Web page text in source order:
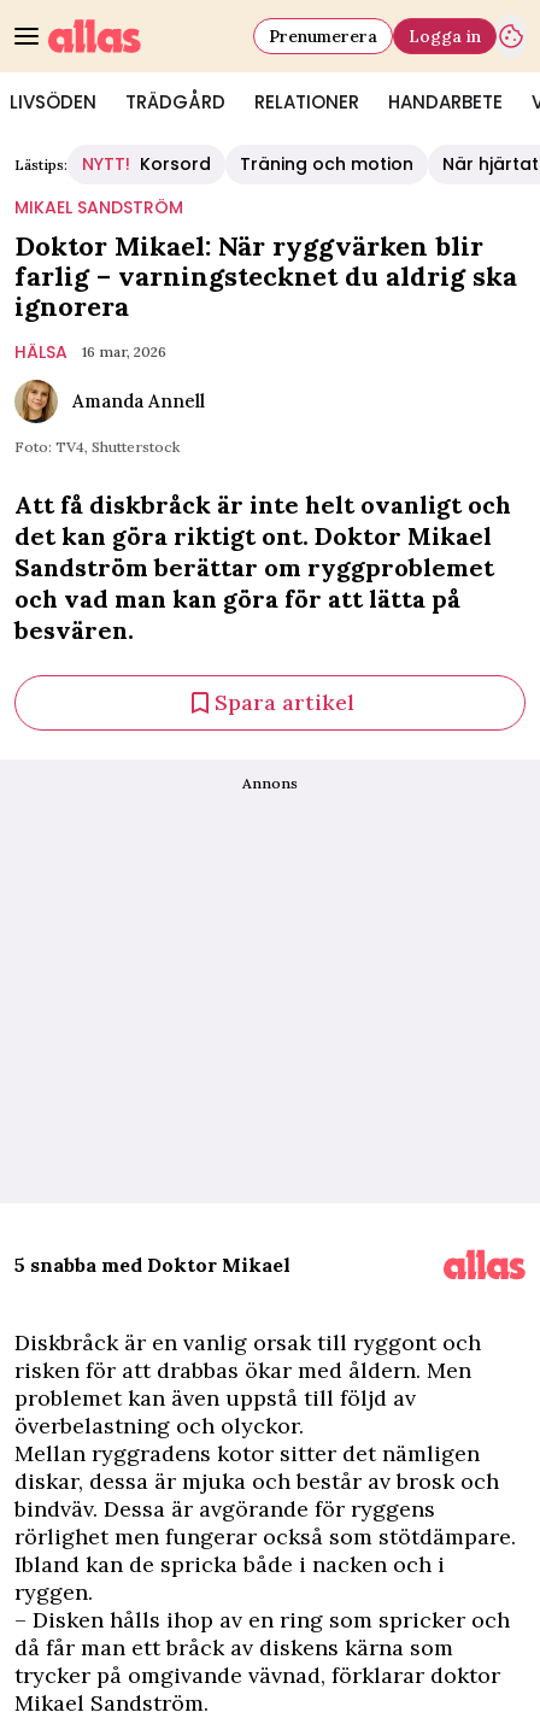
LIVSÖDEN TRÄDGÅRD RELATIONER HANDARBETE
Prenumerera Logga in
Lästips: NYTT! Korsord Träning och motion
När
MIKAEL SANDSTRÖM
Doktor Mikael: När ryggvärken blir
farlig – varningstecknet du aldrig ska
ignorera
HÄLSA 16 mar, 2026
Amanda Annell
Foto: TV4, Shutterstock
Att få diskbråck är inte helt ovanligt och
det kan göra riktigt ont. Doktor Mikael
Sandström berättar om ryggproblemet
och vad man kan göra för att lätta på
besvären.
Spara artikel
Annons
5 snabba med Doktor Mikael
Diskbråck är en vanlig orsak till ryggont och
risken för att drabbas ökar med åldern. Men
problemet kan även uppstå till följd av
överbelastning och olyckor.
Mellan ryggradens kotor sitter det nämligen
diskar, dessa är mjuka och består av brosk och
bindväv. Dessa är avgörande för ryggens
rörlighet men fungerar också som stötdämpare.
Ibland kan de spricka både i nacken och i
ryggen.
– Disken hålls ihop av en ring som spricker och
då får man ett bråck av diskens kärna som
trycker på omgivande vävnad, förklarar doktor
Mikael Sandström.